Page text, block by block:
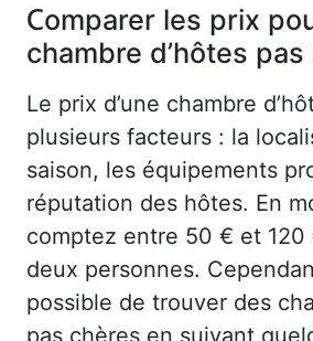
Comparer les prix
chambre d’hôtes
Le prix d’une chambre
plusieurs facteurs : la
saison, les équipements
réputation des hôtes. En
comptez entre 50 € et
deux personnes.
possible de trouver des
pas chères en suivant